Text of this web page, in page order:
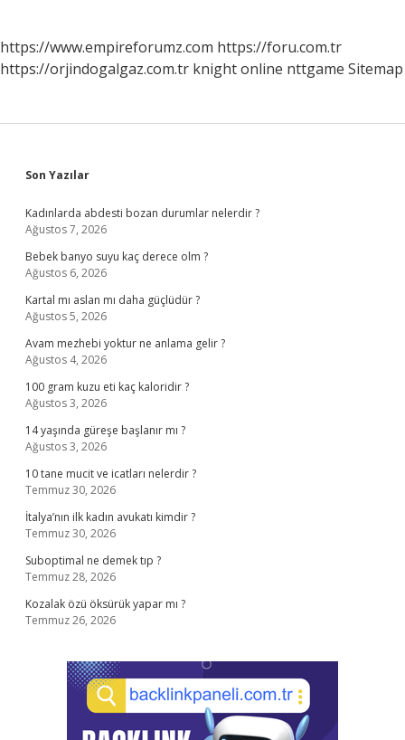
Öğretilir
https://www.empireforumz.com https://foru.com.tr
https://orjindogalgaz.com.tr knight online nttgame Sitemap
Sidebar
Son Yazılar
Kadınlarda abdesti bozan durumlar nelerdir ?
Ağustos 7, 2026
Bebek banyo suyu kaç derece olm ?
Ağustos 6, 2026
Kartal mı aslan mı daha güçlüdür ?
Ağustos 5, 2026
Avam mezhebi yoktur ne anlama gelir ?
Ağustos 4, 2026
100 gram kuzu eti kaç kaloridir ?
Ağustos 3, 2026
14 yaşında güreşe başlanır mı ?
Ağustos 3, 2026
10 tane mucit ve icatları nelerdir ?
Temmuz 30, 2026
İtalya’nın ilk kadın avukatı kimdir ?
Temmuz 30, 2026
Suboptimal ne demek tıp ?
Temmuz 28, 2026
Kozalak özü öksürük yapar mı ?
Temmuz 26, 2026